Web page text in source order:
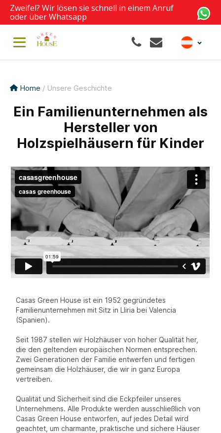
Zweifel? Wir lösen sie schnell in einem Anruf
oder über Whatsapp
Home / Unsere Geschichte
Ein Familienunternehmen als
Hersteller von
Holzspielhäusern für Kinder
Casas Green House ist ein 1952 gegründetes
Familienunternehmen mit Sitz in Lliria bei Valencia
(Spanien).
Seit 1987 stellen wir Holzhäuser von hoher Qualität her,
die den geltenden europäischen Normen entsprechen.
Zwei Generationen der Familie entwerfen und fertigen
gemeinsam die Holzhäuser, die wir in ganz Europa
vertreiben.
Qualität und Sicherheit sind die Eckpfeiler unseres
Unternehmens. Alle Produkte werden ausschließlich von
Casas Green House entworfen, auf jedes Detail wird
geachtet, um charmante, praktische und sichere Häuser